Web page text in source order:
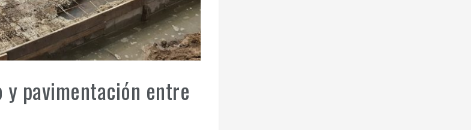
y pavimentación entre